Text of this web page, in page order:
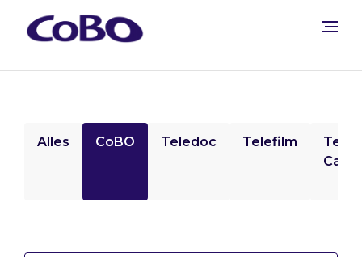
Alles CoBO Teledoc Telefilm